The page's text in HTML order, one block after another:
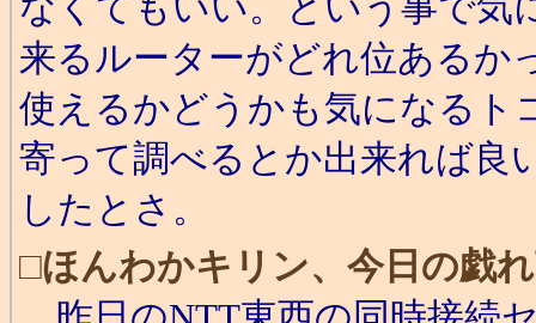
来るルーターがどれ位あるか
使えるかどうかも気になるト
寄って調べるとか出来れば良
したとさ。
□ほんわかキリン、今日の戯